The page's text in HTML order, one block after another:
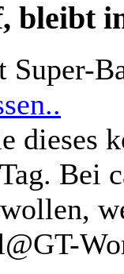
bleibt
dieses
Bei